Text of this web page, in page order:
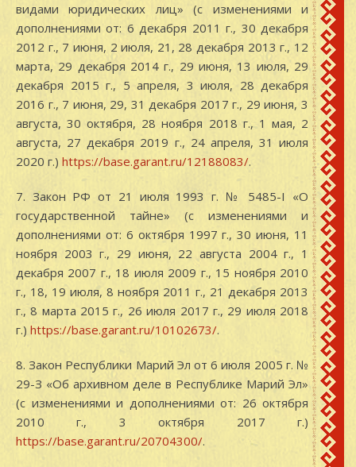
видами юридических лиц» (с изменениями и
дополнениями от: 6 декабря 2011 г., 30 декабря
2012 г., 7 июня, 2 июля, 21, 28 декабря 2013 г., 12
марта, 29 декабря 2014 г., 29 июня, 13 июля, 29
декабря 2015 г., 5 апреля, 3 июля, 28 декабря
2016 г., 7 июня, 29, 31 декабря 2017 г., 29 июня, 3
августа, 30 октября, 28 ноября 2018 г., 1 мая, 2
августа, 27 декабря 2019 г., 24 апреля, 31 июля
2020 г.) https://base.garant.ru/12188083/.
7. Закон РФ от 21 июля 1993 г. № 5485-I «О
государственной тайне» (с изменениями и
дополнениями от: 6 октября 1997 г., 30 июня, 11
ноября 2003 г., 29 июня, 22 августа 2004 г., 1
декабря 2007 г., 18 июля 2009 г., 15 ноября 2010
г., 18, 19 июля, 8 ноября 2011 г., 21 декабря 2013
г., 8 марта 2015 г., 26 июля 2017 г., 29 июля 2018
г.) https://base.garant.ru/10102673/.
8. Закон Республики Марий Эл от 6 июля 2005 г. №
29-З «Об архивном деле в Республике Марий Эл»
(с изменениями и дополнениями от: 26 октября
2010 г., 3 октября 2017 г.)
https://base.garant.ru/20704300/.